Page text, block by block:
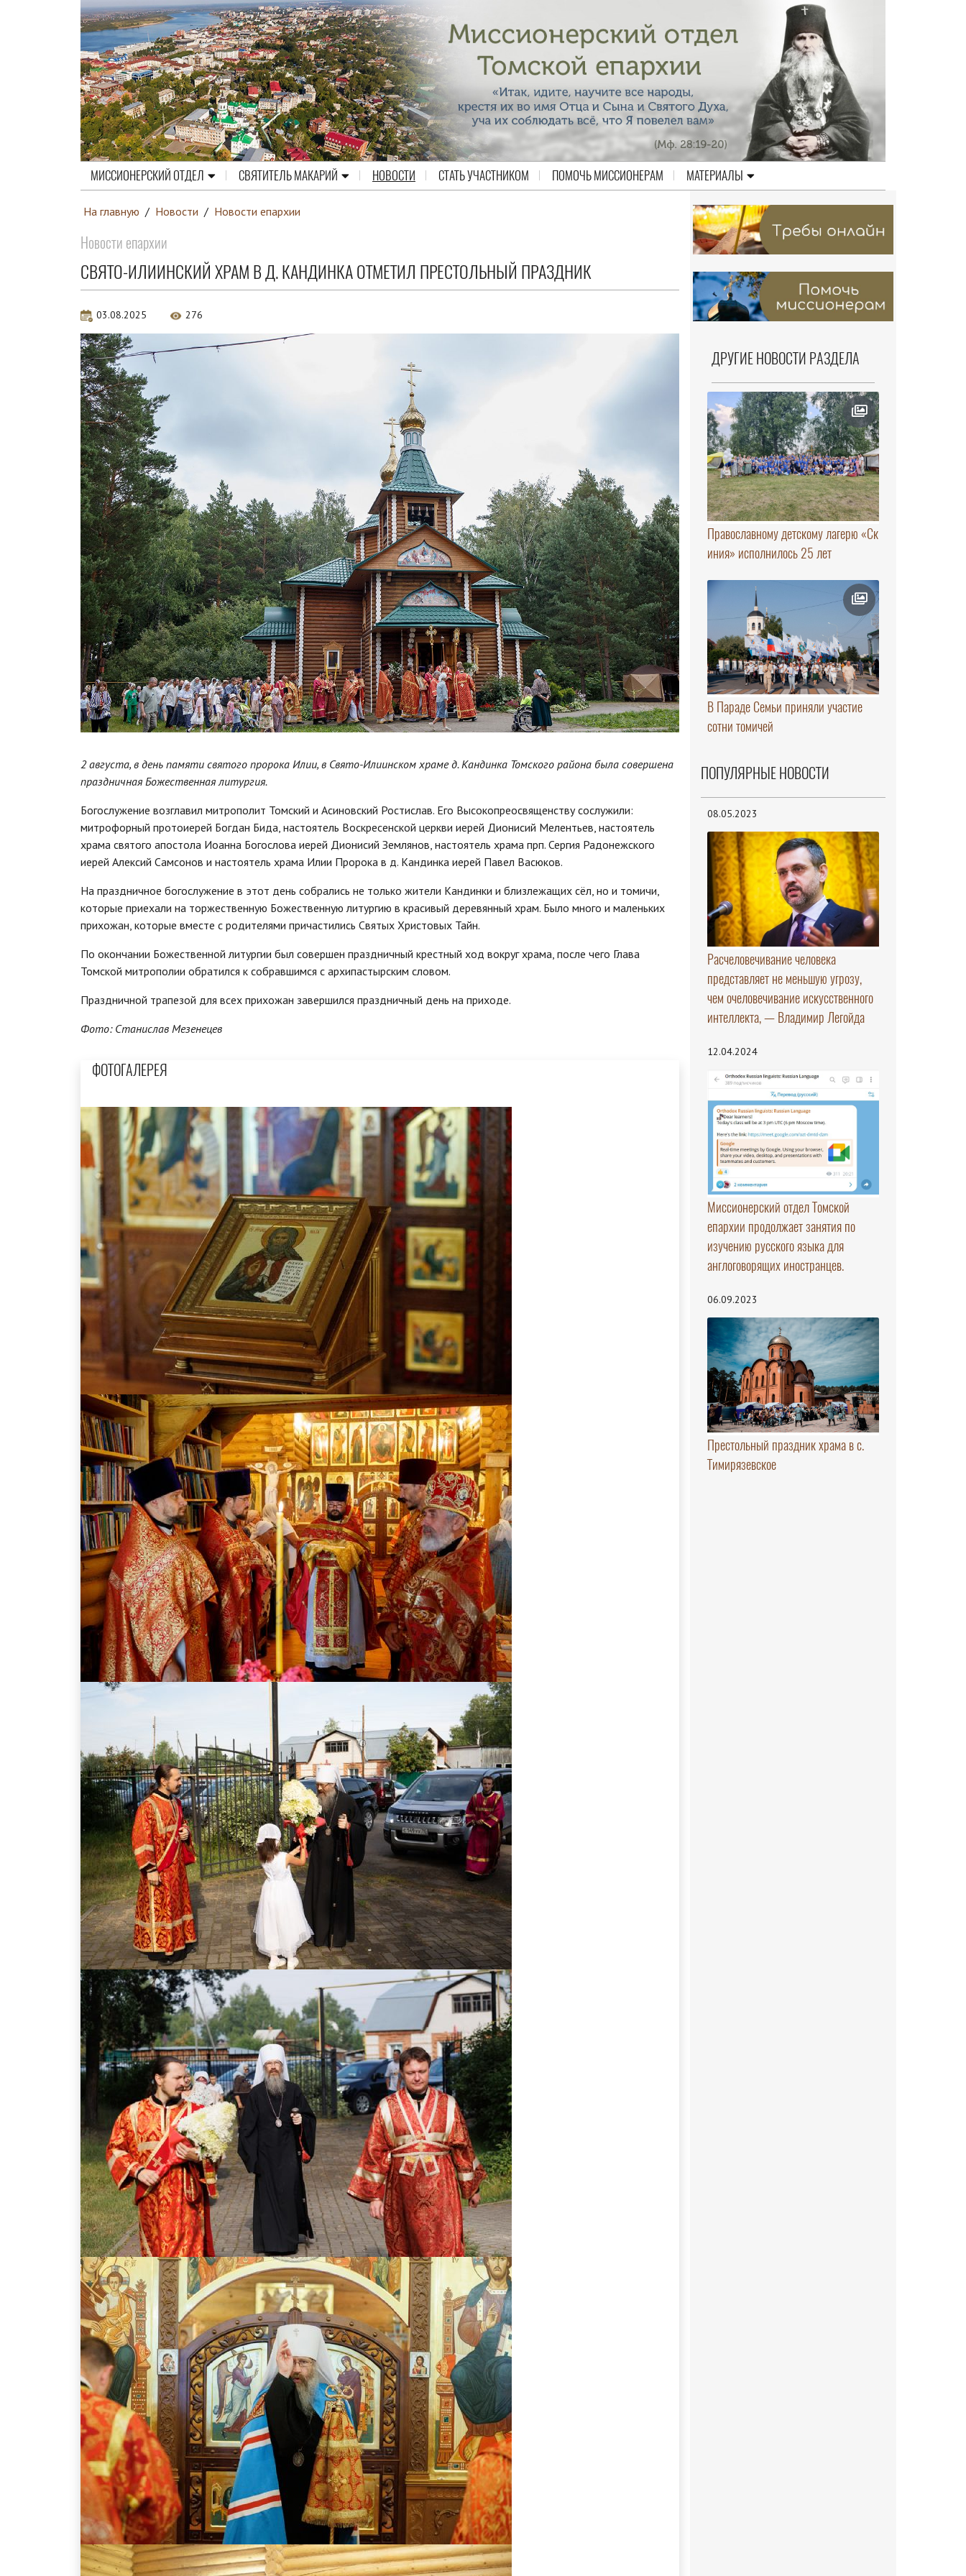
МИССИОНЕРСКИЙ ОТДЕЛ СВЯТИТЕЛЬ МАКАРИЙ НОВОСТИ СТАТЬ УЧАСТНИКОМ ПОМОЧЬ МИССИОНЕРАМ МАТЕРИАЛЫ
На главную / Новости / Новости епархии
Новости епархии
СВЯТО-ИЛИИНСКИЙ ХРАМ В Д. КАНДИНКА ОТМЕТИЛ ПРЕСТОЛЬНЫЙ ПРАЗДНИК
03.08.2025 276
2 августа, в день памяти святого пророка Илии, в Свято-Илиинском храме д. Кандинка Томского района была совершена
праздничная Божественная литургия.
Богослужение возглавил митрополит Томский и Асиновский Ростислав. Его Высокопреосвященству сослужили:
митрофорный протоиерей Богдан Бида, настоятель Воскресенской церкви иерей Дионисий Мелентьев, настоятель
храма святого апостола Иоанна Богослова иерей Дионисий Землянов, настоятель храма прп. Сергия Радонежского
иерей Алексий Самсонов и настоятель храма Илии Пророка в д. Кандинка иерей Павел Васюков.
На праздничное богослужение в этот день собрались не только жители Кандинки и близлежащих сёл, но и томичи,
которые приехали на торжественную Божественную литургию в красивый деревянный храм. Было много и маленьких
прихожан, которые вместе с родителями причастились Святых Христовых Тайн.
По окончании Божественной литургии был совершен праздничный крестный ход вокруг храма, после чего Глава
Томской митрополии обратился к собравшимся с архипастырским словом.
Праздничной трапезой для всех прихожан завершился праздничный день на приходе.
Фото: Станислав Мезенецев
ФОТОГАЛЕРЕЯ
ДРУГИЕ НОВОСТИ РАЗДЕЛА
Православному детскому лагерю «Ск
иния» исполнилось 25 лет
В Параде Семьи приняли участие
сотни томичей
ПОПУЛЯРНЫЕ НОВОСТИ
08.05.2023
Расчеловечивание человека
представляет не меньшую угрозу,
чем очеловечивание искусственного
интеллекта, — Владимир Легойда
12.04.2024
Миссионерский отдел Томской
епархии продолжает занятия по
изучению русского языка для
англоговорящих иностранцев.
06.09.2023
Престольный праздник храма в с.
Тимирязевское